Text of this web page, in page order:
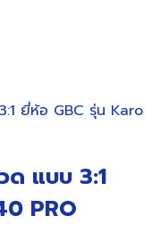
ด แบบ 3:1
PRO